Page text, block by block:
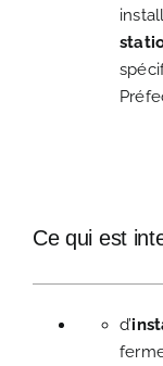
Ce qui est
d’